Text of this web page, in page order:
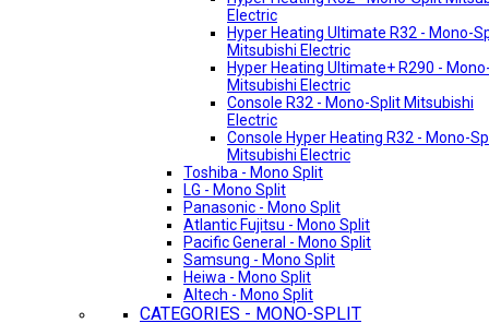
Electric
Hyper Heating Ultimate R32 - Mono-
Mitsubishi Electric
Hyper Heating Ultimate+ R290 -
Mitsubishi Electric
Console R32 - Mono-Split Mitsubishi
Electric
Console Hyper Heating R32 - Mono-
Mitsubishi Electric
Toshiba - Mono Split
LG - Mono Split
Panasonic - Mono Split
Atlantic Fujitsu - Mono Split
Pacific General - Mono Split
Samsung - Mono Split
Heiwa - Mono Split
Altech - Mono Split
CATEGORIES - MONO-SPLIT